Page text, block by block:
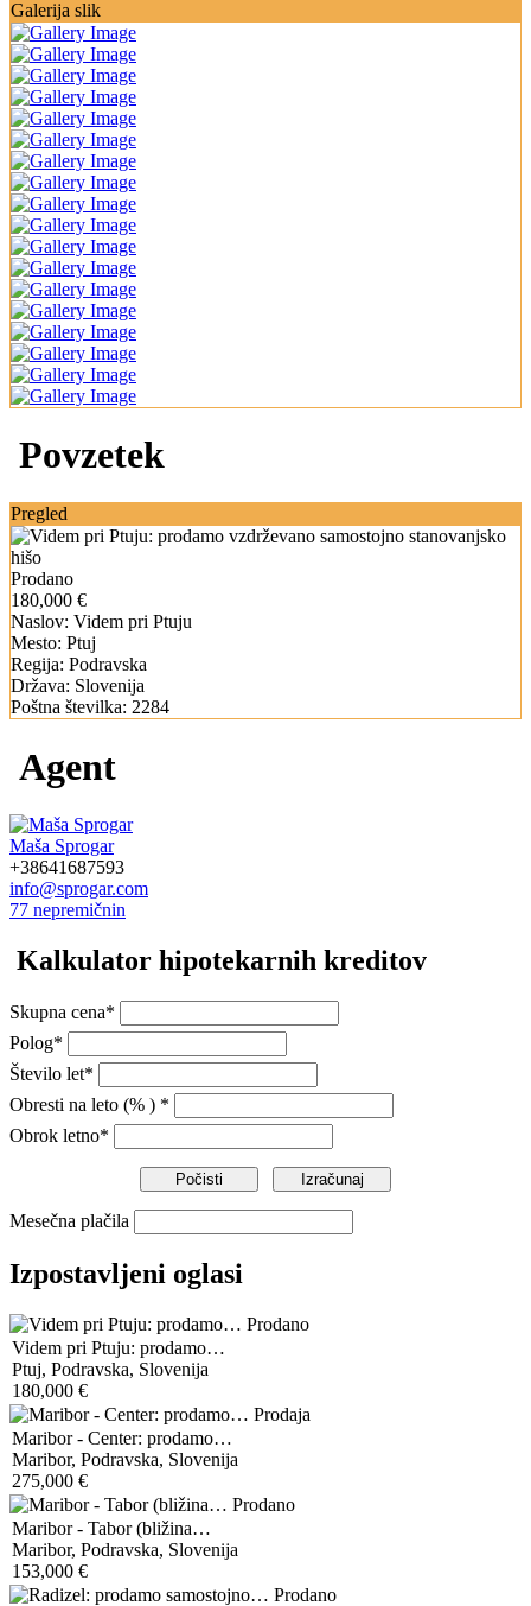
Galerija slik
Povzetek
Pregled
Prodano
180,000 €
Naslov: Videm pri Ptuju
Mesto: Ptuj
Regija: Podravska
Država: Slovenija
Poštna številka: 2284
Agent
Maša Sprogar
+38641687593
info@sprogar.com
77 nepremičnin
Kalkulator hipotekarnih kreditov
Skupna cena*
Polog*
Število let*
Obresti na leto (% ) *
Obrok letno*
Mesečna plačila
Izpostavljeni oglasi
Prodano
Videm pri Ptuju: prodamo…
Ptuj, Podravska, Slovenija
180,000 €
Prodaja
Maribor - Center: prodamo…
Maribor, Podravska, Slovenija
275,000 €
Prodano
Maribor - Tabor (bližina…
Maribor, Podravska, Slovenija
153,000 €
Prodano